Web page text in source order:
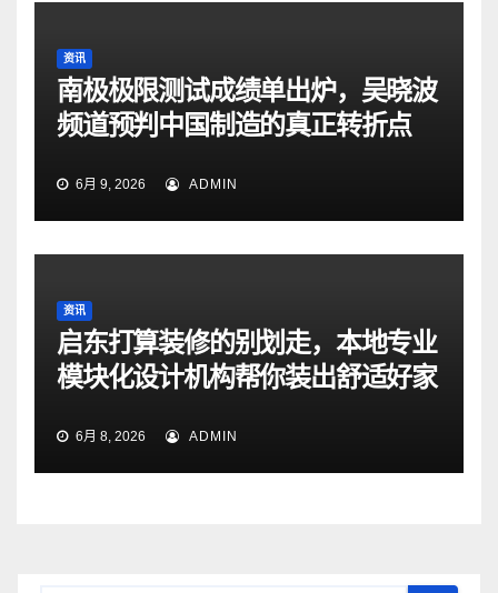
资讯
南极极限测试成绩单出炉，吴晓波
频道预判中国制造的真正转折点
6月 9, 2026 ADMIN
资讯
启东打算装修的别划走，本地专业
模块化设计机构帮你装出舒适好家
6月 8, 2026 ADMIN